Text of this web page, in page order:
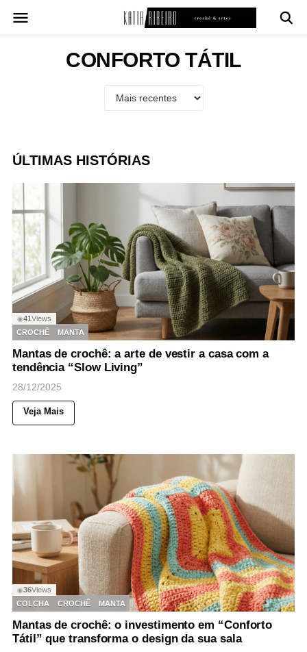
para
CONFORTO TÁTIL
ÚLTIMAS HISTÓRIAS
◉41 Views
CROCHÊ
MANTA
Mantas de crochê: a arte de vestir a casa com a
tendência “Slow Living”
28/12/2025
Veja Mais
◉36Views
COLCHA
CROCHÊ MANTA
Mantas de crochê: o investimento em “Conforto
Tátil” que transforma o design da sua sala